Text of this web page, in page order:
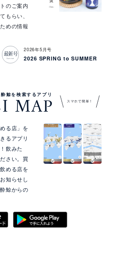
のご案内
もらい、
めの情報
最新号
latest
2026年5月号
2026 SPRING to SUMMER
鯨を検索するアプリ
MAP スマホで簡単！
る店」を
るアプリ
飲みた
さい。買
める店を
知らせし
鯨からの